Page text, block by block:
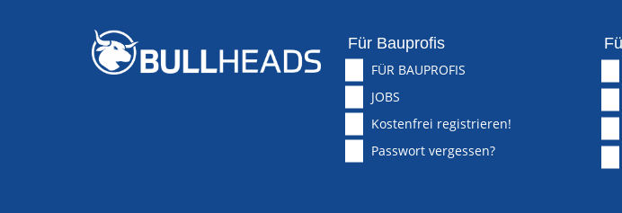
Für Bauprofis
FÜR BAUPROFIS
JOBS
Kostenfrei registrieren!
Passwort vergessen?